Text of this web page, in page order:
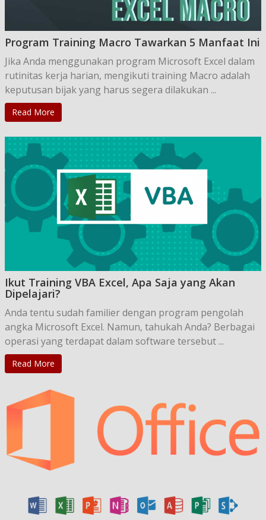
Program Training Macro Tawarkan 5 Manfaat Ini
Jika Anda menggunakan program Microsoft Excel dalam
rutinitas kerja harian, mengikuti training Macro adalah
keputusan bijak yang harus segera dilakukan ...
Read More
Ikut Training VBA Excel, Apa Saja yang Akan
Dipelajari?
Anda tentu sudah familier dengan program pengolah
angka Microsoft Excel. Namun, tahukah Anda? Berbagai
operasi yang terdapat dalam software tersebut ...
Read More